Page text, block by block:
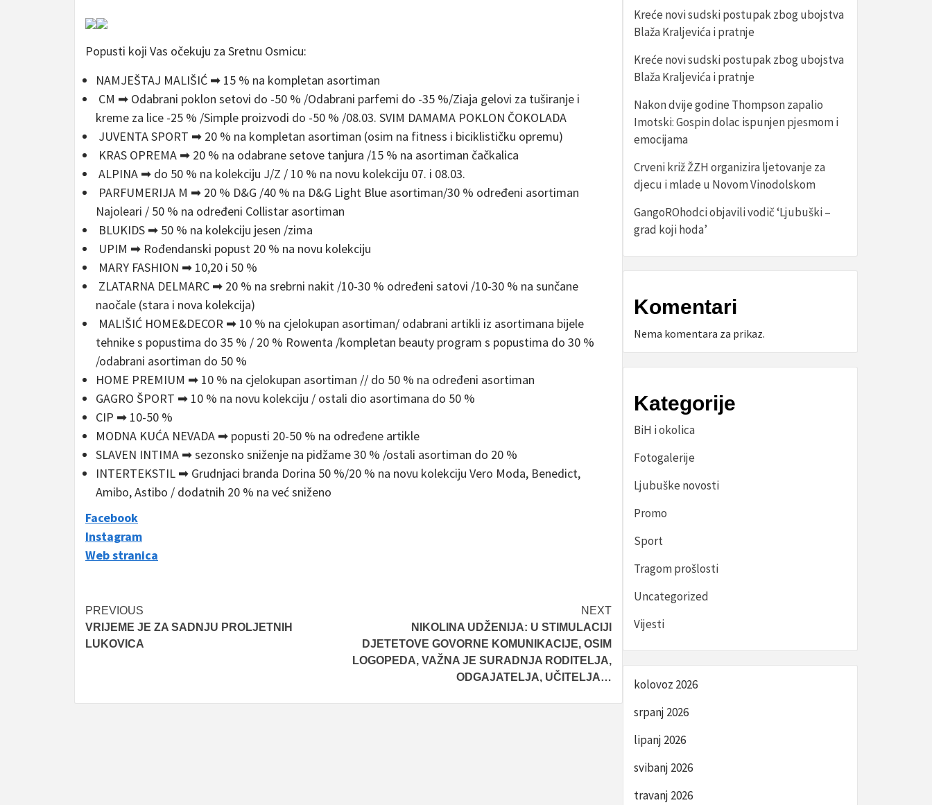
Popusti koji Vas očekuju za Sretnu Osmicu:
NAMJEŠTAJ MALIŠIĆ ➡ 15 % na kompletan asortiman
CM ➡ Odabrani poklon setovi do -50 % /Odabrani parfemi do -35 %/Ziaja gelovi za tuširanje i
kreme za lice -25 % /Simple proizvodi do -50 % /08.03. SVIM DAMAMA POKLON ČOKOLADA
JUVENTA SPORT ➡ 20 % na kompletan asortiman (osim na fitness i biciklističku opremu)
KRAS OPREMA ➡ 20 % na odabrane setove tanjura /15 % na asortiman čačkalica
ALPINA ➡ do 50 % na kolekciju J/Z / 10 % na novu kolekciju 07. i 08.03.
PARFUMERIJA M ➡ 20 % D&G /40 % na D&G Light Blue asortiman/30 % određeni asortiman
Najoleari / 50 % na određeni Collistar asortiman
BLUKIDS ➡ 50 % na kolekciju jesen /zima
UPIM ➡ Rođendanski popust 20 % na novu kolekciju
MARY FASHION ➡ 10,20 i 50 %
ZLATARNA DELMARC ➡ 20 % na srebrni nakit /10-30 % određeni satovi /10-30 % na sunčane
naočale (stara i nova kolekcija)
MALIŠIĆ HOME&DECOR ➡ 10 % na cjelokupan asortiman/ odabrani artikli iz asortimana bijele
tehnike s popustima do 35 % / 20 % Rowenta /kompletan beauty program s popustima do 30 %
/odabrani asortiman do 50 %
HOME PREMIUM ➡ 10 % na cjelokupan asortiman // do 50 % na određeni asortiman
GAGRO ŠPORT ➡ 10 % na novu kolekciju / ostali dio asortimana do 50 %
CIP ➡ 10-50 %
MODNA KUĆA NEVADA ➡ popusti 20-50 % na određene artikle
SLAVEN INTIMA ➡ sezonsko sniženje na pidžame 30 % /ostali asortiman do 20 %
INTERTEKSTIL ➡ Grudnjaci branda Dorina 50 %/20 % na novu kolekciju Vero Moda, Benedict,
Amibo, Astibo / dodatnih 20 % na već sniženo
Facebook
Instagram
Web stranica
Post
navigation
PREVIOUS
VRIJEME JE ZA SADNJU PROLJETNIH
LUKOVICA
NEXT
NIKOLINA UDŽENIJA: U STIMULACIJI
DJETETOVE GOVORNE KOMUNIKACIJE, OSIM
LOGOPEDA, VAŽNA JE SURADNJA RODITELJA,
ODGAJATELJA, UČITELJA…
Kreće novi sudski postupak zbog ubojstva
Blaža Kraljevića i pratnje
Kreće novi sudski postupak zbog ubojstva
Blaža Kraljevića i pratnje
Nakon dvije godine Thompson zapalio
Imotski: Gospin dolac ispunjen pjesmom i
emocijama
Crveni križ ŽZH organizira ljetovanje za
djecu i mlade u Novom Vinodolskom
GangoROhodci objavili vodič ‘Ljubuški –
grad koji hoda’
Komentari
Nema komentara za prikaz.
Kategorije
BiH i okolica
Fotogalerije
Ljubuške novosti
Promo
Sport
Tragom prošlosti
Uncategorized
Vijesti
kolovoz 2026
srpanj 2026
lipanj 2026
svibanj 2026
travanj 2026